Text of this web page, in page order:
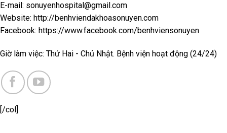
E-mail: sonuyenhospital@gmail.com
Website: http://benhviendakhoasonuyen.com
Facebook: https://www.facebook.com/benhviensonuyen
Giờ làm việc: Thứ Hai - Chủ Nhật. Bệnh viện hoạt động (24/24)
[/col]